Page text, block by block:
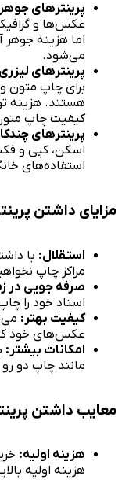
پرینترهای
عکس‌ها و
اما هزینه
می‌شود.
پرینترهای
برای چاپ متون
هستند. هزینه
کیفیت چاپ
پرینترهای
اسکن، کپی و فکس
استفاده‌های
مزایای داشتن
استقلال: با
مراکز چاپ
صرفه جویی در
اسناد خود را
کیفیت بهتر:
عکس‌های خود
امکانات بیشتر:
مانند چاپ دو
معایب داشتن
هزینه اولیه:
هزینه اولیه